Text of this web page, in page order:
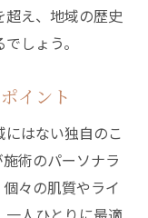
エステ
橋で楽しむ方
フレッシュ法
え、地域の歴史
しょう。
イント
はない独自のこ
術のパーソナラ
々の肌質やライ